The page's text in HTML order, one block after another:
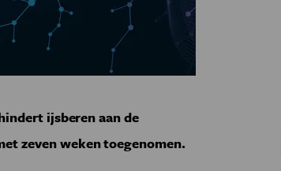
ijsberen aan de
zeven weken toegenomen.